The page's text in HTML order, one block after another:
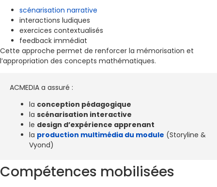
scénarisation narrative
interactions ludiques
exercices contextualisés
feedback immédiat
Cette approche permet de renforcer la mémorisation et
l’appropriation des concepts mathématiques.
ACMEDIA a assuré :
la conception pédagogique
la scénarisation interactive
le design d’expérience apprenant
la production multimédia du module (Storyline &
Vyond)
Compétences mobilisées